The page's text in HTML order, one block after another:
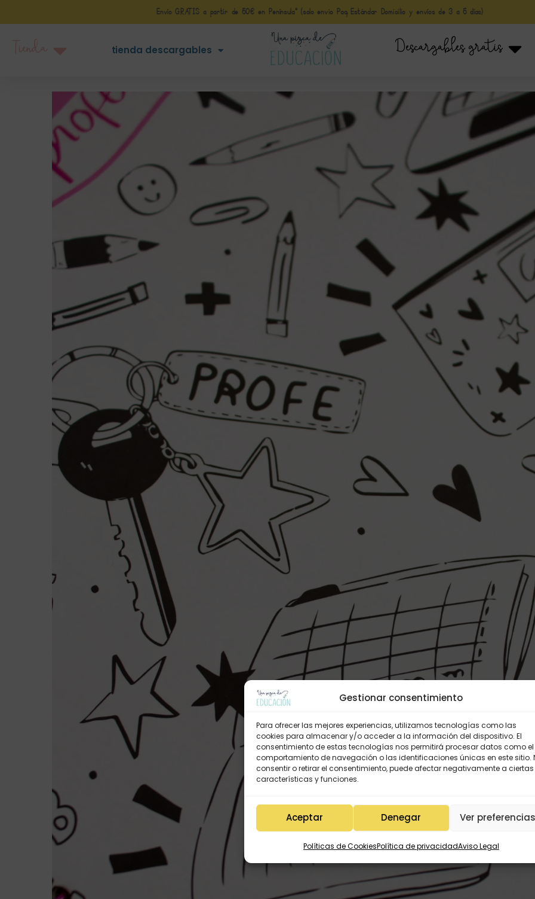
Gestionar consentimiento
Para ofrecer las mejores experiencias, utilizamos tecnologías como las
cookies para almacenar y/o acceder a la información del dispositivo. El
consentimiento de estas tecnologías nos permitirá procesar datos como el
comportamiento de navegación o las identificaciones únicas en este sitio.
consentir o retirar el consentimiento, puede afectar negativamente a ciertas
características y funciones.
Aceptar Denegar Ver
Políticas de CookiesPolítica de privacidadAviso Legal
Envío GRATIS a partir de 50€ en Península* (solo envio Paq Estándar Domicilio y envíos de 3 a 5 días)
tienda descargables Descargables gratis